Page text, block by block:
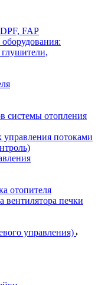
FAP
системы отопления
управления потоками
отопителя
вентилятора печки
управления)